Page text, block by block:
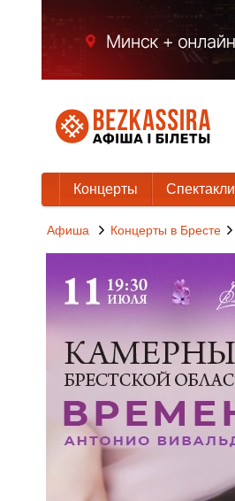
Концерты Спектакли
Афиша Концерты в Бресте